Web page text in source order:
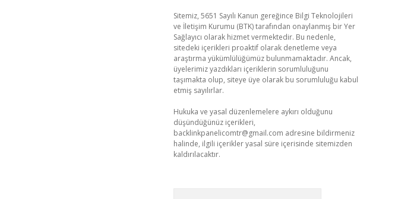
Sitemiz, 5651 Sayılı Kanun gereğince Bilgi Teknolojileri
ve İletişim Kurumu (BTK) tarafından onaylanmış bir Yer
Sağlayıcı olarak hizmet vermektedir. Bu nedenle,
sitedeki içerikleri proaktif olarak denetleme veya
araştırma yükümlülüğümüz bulunmamaktadır. Ancak,
üyelerimiz yazdıkları içeriklerin sorumluluğunu
taşımakta olup, siteye üye olarak bu sorumluluğu kabul
etmiş sayılırlar.
Hukuka ve yasal düzenlemelere aykırı olduğunu
düşündüğünüz içerikleri,
backlinkpanelicomtr@gmail.com adresine bildirmeniz
halinde, ilgili içerikler yasal süre içerisinde sitemizden
kaldırılacaktır.